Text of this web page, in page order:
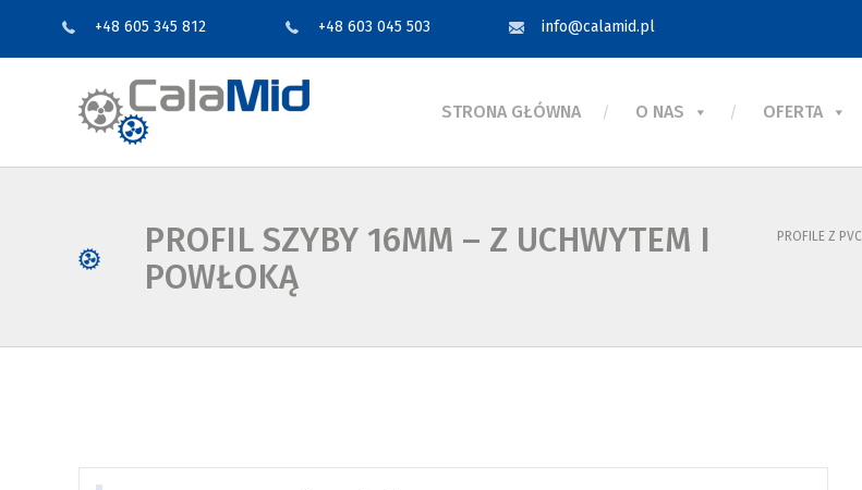
+48 605 345 812 +48 603 045 503 info@calamid.pl
STRONA GŁÓWNA O NAS OFERTA
PROFIL SZYBY 16MM – Z UCHWYTEM I
POWŁOKĄ
PROFILE Z PVC